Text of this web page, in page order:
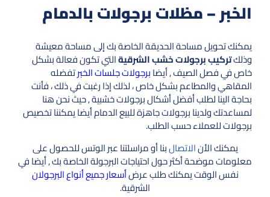
الخبر – مظلات برجولات بالدمام
يمكنك تحويل مساحة الحديقة الخاصة بك إلى مساحة معيشة
وذلكتركيب برجولات خشب الشرقيةالتي تكون فعالة بشكل
خاص في فصل الصيف , أيضابرجولات جلسات الخبرتفضله
المقاهي والمطاعم بشكل خاص ، لذلك إذا رغبت في ذلك ، فأنت
بحاجة الينا لطلب أفضل أشكال برجولات خشبية , حيث نحن هنا
لمساعدتك ولدينا برجولات جاهزة للبيع الدمام أيضا يمكننا تخصيص
برجولات للعملاء حسب الطلب.
يمكنك الأنالاتصالبنا أو مراسلتنا عبر الوتس للحصول على
معلومات موضحة أكثر حول احتياجات البرجولة الخاصة بك , أيضا في
نفس الوقت يمكنك طلب عرضأسعار جميع أنواع البرجولان
الشرقية.